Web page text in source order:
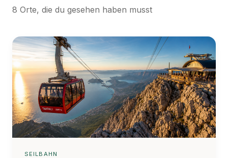
8 Orte, die du gesehen haben musst
SEILBAHN